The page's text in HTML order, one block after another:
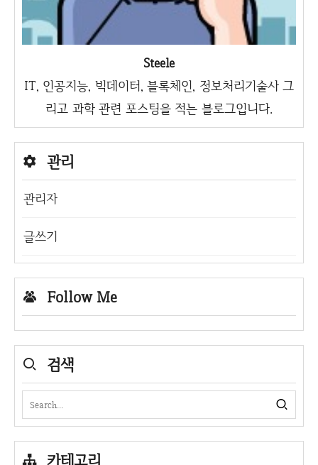
Steele
IT, 인공지능, 빅데이터, 블록체인, 정보처리기술사 그
리고 과학 관련 포스팅을 적는 블로그입니다.
관리
관리자
글쓰기
Follow Me
검색
카테고리